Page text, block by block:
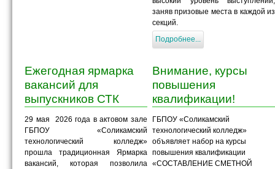
заняв призовые места в каждой из
секций.
Подробнее...
Ежегодная ярмарка
вакансий для
выпускников СТК
29 мая 2026 года в актовом зале
ГБПОУ «Соликамский
технологический колледж»
прошла традиционная Ярмарка
вакансий, которая позволила
Внимание, курсы
повышения
квалификации!
ГБПОУ «Соликамский
технологический колледж»
объявляет набор на курсы
повышения квалификации
«СОСТАВЛЕНИЕ СМЕТНОЙ